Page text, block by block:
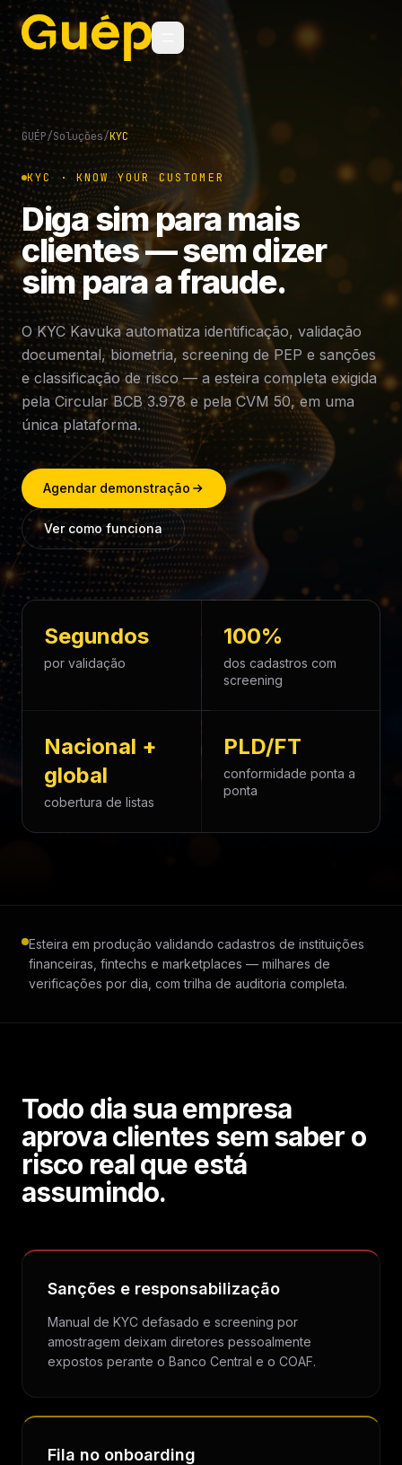
GUÉP/Soluções/KYC
KYC · KNOW YOUR CUSTOMER
Diga sim para mais
clientes — sem dizer
sim para a fraude.
O KYC Kavuka automatiza identificação, validação
documental, biometria, screening de PEP e sanções
e classificação de risco — a esteira completa exigida
pela Circular BCB 3.978 e pela CVM 50, em uma
única plataforma.
Agendar demonstração
Ver como funciona
Segundos
por validação
100%
dos cadastros com
screening
Nacional +
global
cobertura de listas
PLD/FT
conformidade ponta a
ponta
Esteira em produção validando cadastros de instituições
financeiras, fintechs e marketplaces — milhares de
verificações por dia, com trilha de auditoria completa.
Todo dia sua empresa
aprova clientes sem saber o
risco real que está
assumindo.
Sanções e responsabilização
Manual de KYC defasado e screening por
amostragem deixam diretores pessoalmente
expostos perante o Banco Central e o COAF.
Fila no onboarding